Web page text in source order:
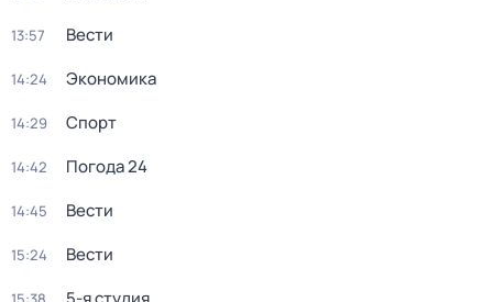
13:57 Вести
14:24 Экономика
14:29 Спорт
14:42 Погода 24
14:45 Вести
15:24 Вести